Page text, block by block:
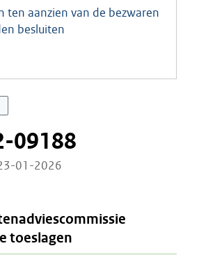
ten aanzien van de bezwaren
besluiten
09188
01-2026
toeslagen